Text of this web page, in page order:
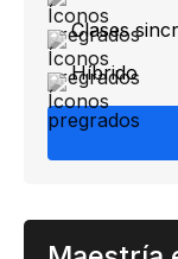
Clases
Híbrido